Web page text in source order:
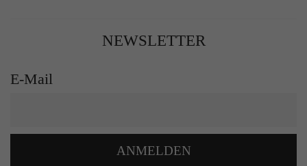
NEWSLETTER
E-Mail
ANMELDEN